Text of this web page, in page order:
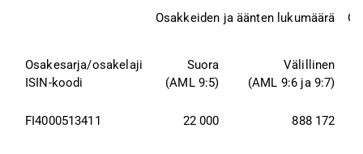
Osakkeiden ja äänten lukumäärä
Osakesarja/osakelaji
ISIN-koodi
Suora
(AML 9:5)
Välillinen
(AML 9:6 ja 9:7)
FI4000513411 22 000 888 172